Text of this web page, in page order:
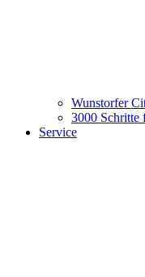
Wunstorfer
3000 Schritte
Service